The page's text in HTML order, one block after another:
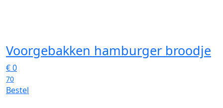
Voorgebakken hamburger broodje
€0
70
Bestel